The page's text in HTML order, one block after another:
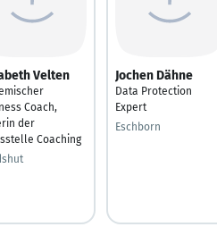
Velten
Coach,
der
Coaching
Jochen Dähne
Data Protection
Expert
Eschborn